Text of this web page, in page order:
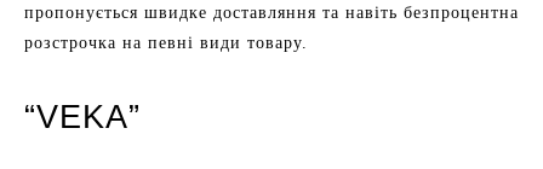
пропонується швидке доставляння та навіть безпроцентна
розстрочка на певні види товару.
“VEKA”